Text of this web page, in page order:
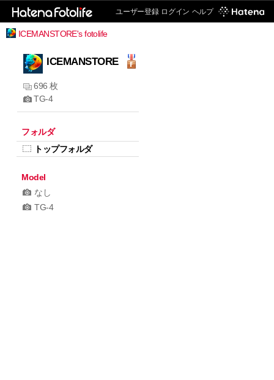
ユーザー登録 ログイン ヘルプ
ICEMANSTORE's fotolife
ICEMANSTORE
696 枚
TG-4
フォルダ
トップフォルダ
Model
なし
TG-4